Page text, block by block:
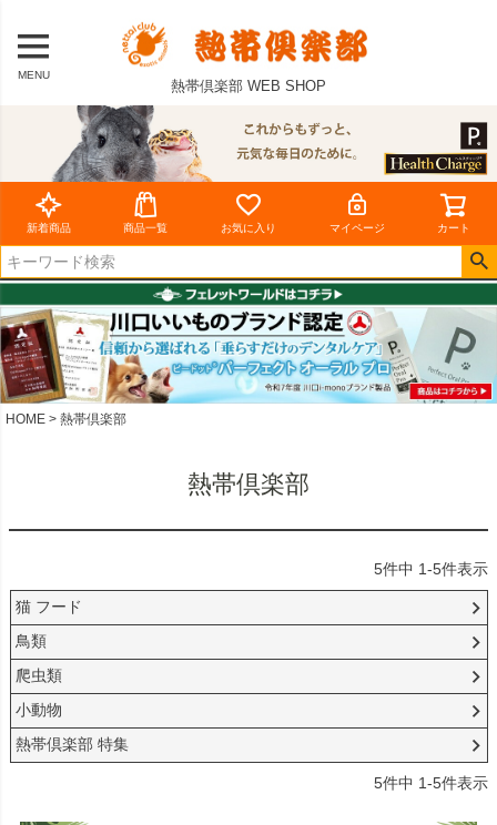
MENU
熱帯倶楽部 WEB SHOP
新着商品 商品一覧 お気に入り マイページ カート
HOME 熱帯倶楽部
熱帯倶楽部
5件中 1-5件表示
猫 フード
鳥類
爬虫類
小動物
熱帯倶楽部 特集
5件中 1-5件表示